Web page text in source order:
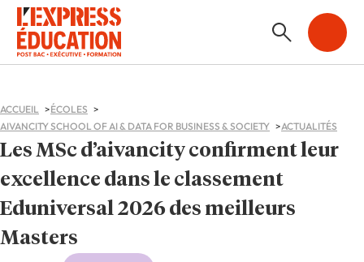
Les MSc d’aivancity confirment leur
excellence dans le classement
Eduniversal 2026 des meilleurs
Masters
ACCUEIL
ÉCOLES
AIVANCITY SCHOOL OF AI & DATA FOR BUSINESS & SOCIETY
ACTUALITÉS